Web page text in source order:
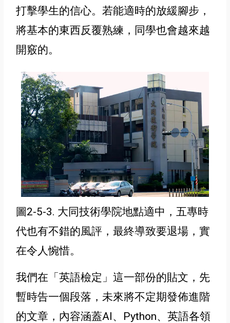
打擊學生的信心。若能適時的放緩腳步，
將基本的東西反覆熟練，同學也會越來越
開竅的。
圖2-5-3. 大同技術學院地點適中，五專時
代也有不錯的風評，最終導致要退場，實
在令人惋惜。
我們在 「英語檢定 」這一部份的貼文 ，先
暫時告一個段落，未來將不定期發佈進階
的文章，內容涵蓋AI、Python、英語各領